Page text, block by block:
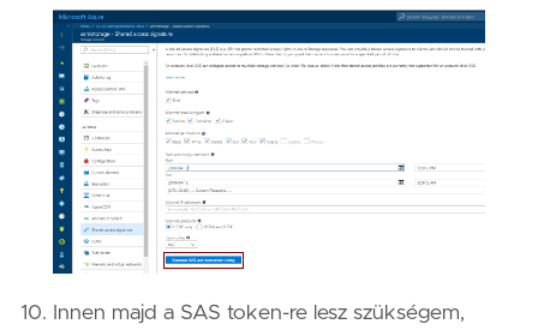
Innen majd a SAS token-re lesz szükségem,